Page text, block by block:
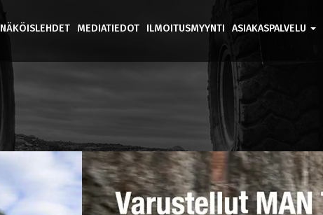
NÄKÖISLEHDET MEDIATIEDOT ILMOITUSMYYNTI ASIAKASPALVELU